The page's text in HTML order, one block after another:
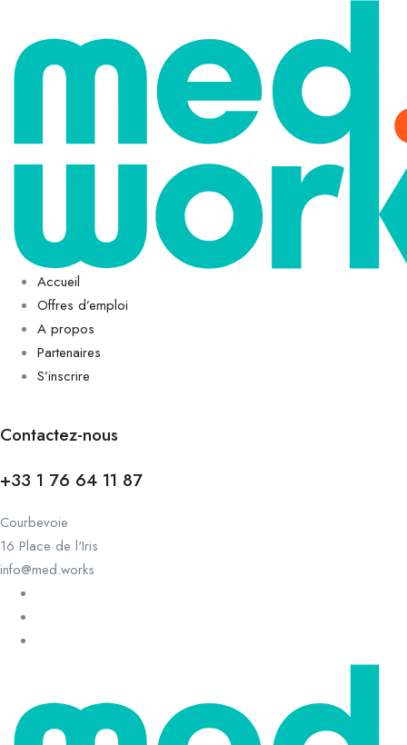
Accueil
Offres d’emploi
A propos
Partenaires
S’inscrire
Contactez-nous
+33 1 76 64 11 87
Courbevoie
16 Place de l'Iris
info@med.works